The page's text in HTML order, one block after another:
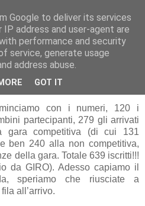
BOTTO
con i numeri, 120 i
partecipanti, 279 gli arrivati
gara competitiva (di cui 131
ben 240 alla non competitiva,
della gara. Totale 639 iscritti!!!
da GIRO). Adesso capiamo il
speriamo che riusciate a
all’arrivo.
Google to deliver its services
address and user-agent are
performance and security
service, generate usage
address abuse.
GOT IT